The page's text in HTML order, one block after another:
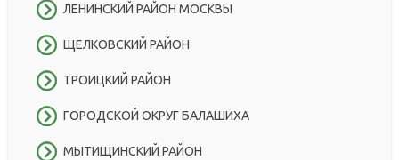
ЛЕНИНСКИЙ РАЙОН МОСКВЫ
ЩЕЛКОВСКИЙ РАЙОН
ТРОИЦКИЙ РАЙОН
ГОРОДСКОЙ ОКРУГ БАЛАШИХА
МЫТИЩИНСКИЙ РАЙОН